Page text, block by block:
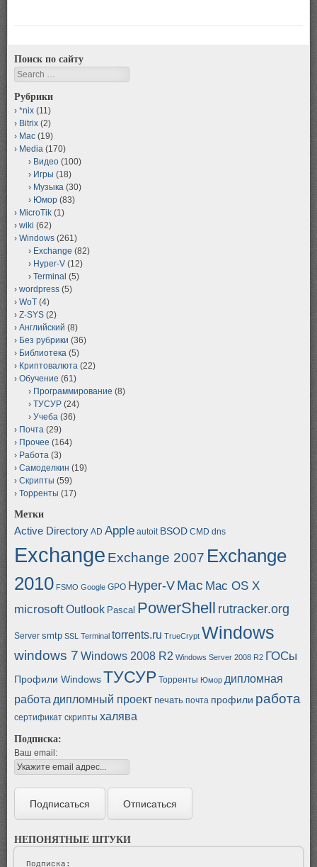
Поиск по сайту
Search
Рубрики
*nix (11)
Bitrix (2)
Mac (19)
Media (170)
Видео (100)
Игры (18)
Музыка (30)
Юмор (83)
MicroTik (1)
wiki (62)
Windows (261)
Exchange (82)
Hyper-V (12)
Terminal (5)
wordpress (5)
WoT (4)
Z-SYS (2)
Английский (8)
Без рубрики (36)
Библиотека (5)
Криптовалюта (22)
Обучение (61)
Программирование (8)
ТУСУР (24)
Учеба (36)
Почта (29)
Прочее (164)
Работа (3)
Самоделкин (19)
Скрипты (59)
Торренты (17)
Метки
Active Directory AD Apple autoit BSOD CMD dns
Exchange Exchange 2007 Exchange
2010 FSMO Google GPO Hyper-V Mac Mac OS X
microsoftOutlook Pascal PowerShell rutracker.org
Server smtp SSL Terminal torrents.ru TrueCrypt Windows
windows 7 Windows 2008 R2 Windows Server 2008 R2 ГОСы
Профили WindowsТУСУР Торренты Юмор дипломная
работа дипломный проект печать почта профили работа
сертификат скрипты халява
Подписка:
Ваш email:
НЕПОНЯТНЫЕ ШТУКИ